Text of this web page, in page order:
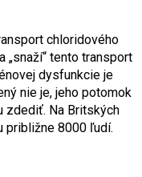
chloridového
„snaží“ tento transport
dysfunkcie je
nie je, jeho potomok
zdediť. Na Britských
približne 8000 ľudí.